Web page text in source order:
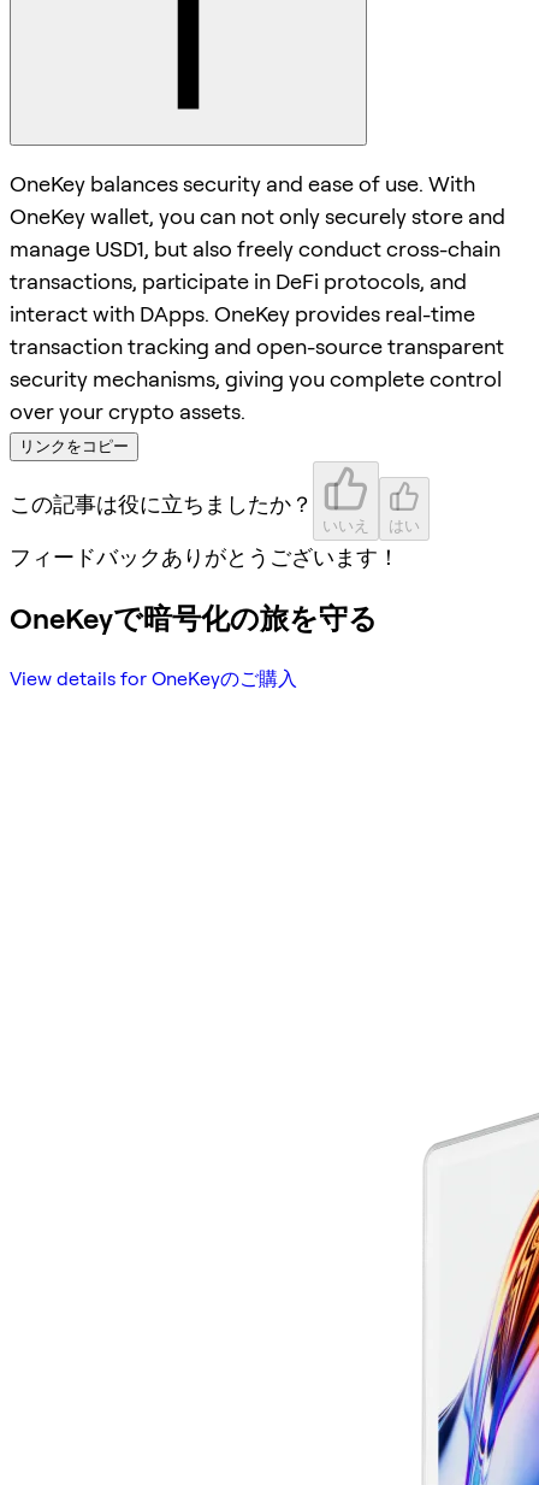
OneKey balances security and ease of use. With
OneKey wallet, you can not only securely store and
manage USD1, but also freely conduct cross-chain
transactions, participate in DeFi protocols, and
interact with DApps. OneKey provides real-time
transaction tracking and open-source transparent
security mechanisms, giving you complete control
over your crypto assets.
リンクをコピー
この記事は役に立ちましたか？
いいえ はい
フィードバックありがとうございます！
OneKeyで暗号化の旅を守る
View details for OneKeyのご購入